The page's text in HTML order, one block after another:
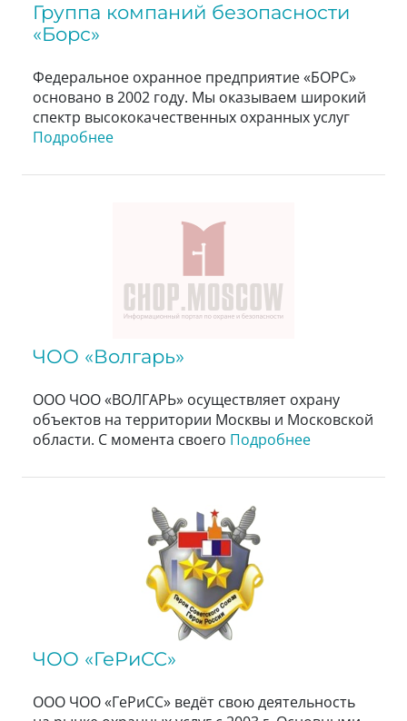
Группа компаний безопасности
«Борс»
Федеральное охранное предприятие «БОРС»
основано в 2002 году. Мы оказываем широкий
спектр высококачественных охранных услуг
Подробнее
ЧОО «Волгарь»
ООО ЧОО «ВОЛГАРЬ» осуществляет охрану
объектов на территории Москвы и Московской
области. С момента своего Подробнее
ЧОО «ГеРиСС»
ООО ЧОО «ГеРиСС» ведёт свою деятельность